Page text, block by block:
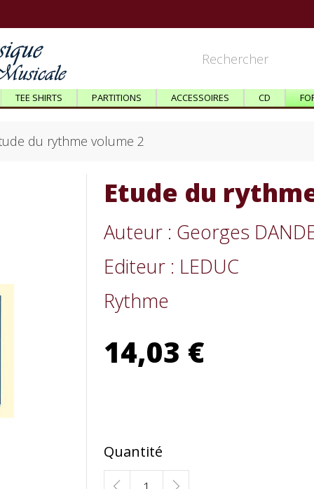
TEE SHIRTS PARTITIONS ACCESSOIRES CD
du rythme volume 2
Etude du
Auteur : Georges
Editeur : LEDUC
Rythme
14,03 €
Quantité